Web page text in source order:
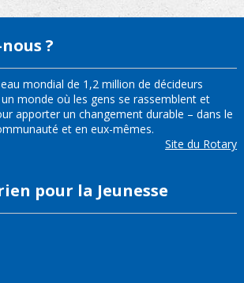
?
mondial de 1,2 million de décideurs
monde où les gens se rassemblent et
apporter un changement durable – dans le
et en eux-mêmes.
Site du Rotary
pour la Jeunesse